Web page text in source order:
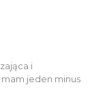
i
mam jeden minus